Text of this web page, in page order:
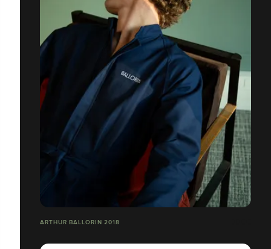
ARTHUR BALLORIN 2018